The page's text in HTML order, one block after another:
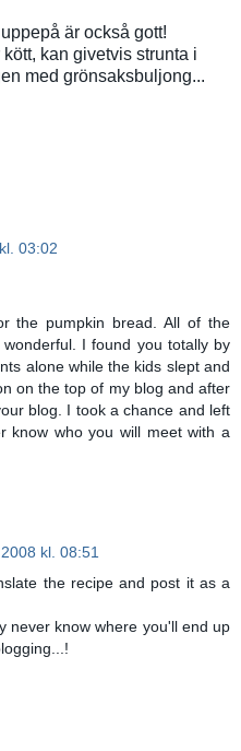
är också gott!
kan givetvis strunta i
med grönsaksbuljong...
03:02
the pumpkin bread. All of the
I found you totally by
alone while the kids slept and
on the top of my blog and after
blog. I took a chance and left
know who you will meet with a
kl. 08:51
the recipe and post it as a
never know where you'll end up